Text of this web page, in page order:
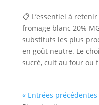
📋 L’essentiel à
fromage blanc 20%
substituts les plus
en goût neutre. Le
sucré, cuit au four ou
« Entrées précédentes